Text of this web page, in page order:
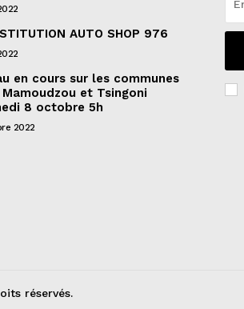
AUTO SHOP 976
en cours sur les communes
et Tsingoni
8 octobre 5h
2022
réservés.